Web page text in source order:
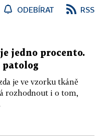
ODEBÍRAT RSS
jedno procento.
patolog
je ve vzorku tkáně
rozhodnout i o tom,